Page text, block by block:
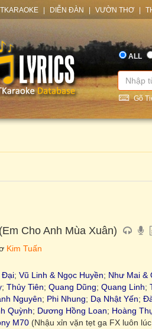
DIỄN ĐÀN VƯỜN THƠ
ALL
Gõ
Cho Anh Mùa Xuân)
Kim Tuấn
Đại; Vũ Linh & Ngọc Huyền; Như Mai &
; Thủy Tiên; Quang Dũng; Quang Linh;
Nguyên; Phi Nhung; Dạ Nhật Yến;
Quỳnh; Dương Hồng Loan; Hoàng
M70 (Nhậu xỉn vặn tẹt ga FX luôn